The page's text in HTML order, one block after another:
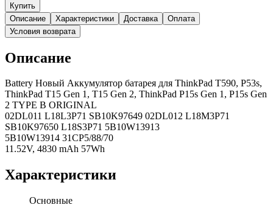
Купить
Описание
Характеристики Доставка
Оплата
Условия возврата
Описание
Battery Новый Аккумулятор батарея для ThinkPad T590, P53s,
ThinkPad T15 Gen 1, T15 Gen 2, ThinkPad P15s Gen 1, P15s Gen
2 TYPE B ORIGINAL
02DL011 L18L3P71 SB10K97649 02DL012 L18M3P71
SB10K97650 L18S3P71 5B10W13913
5B10W13914 31CP5/88/70
11.52V, 4830 mAh 57Wh
Характеристики
Основные